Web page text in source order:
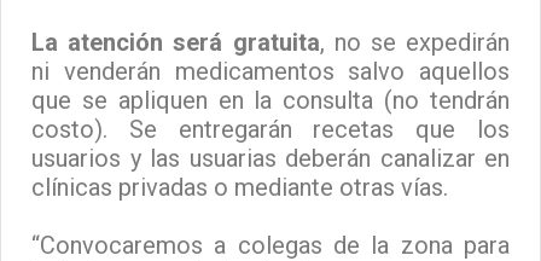
La atención será gratuita, no se expedirán
ni venderán medicamentos salvo aquellos
que se apliquen en la consulta (no tendrán
costo). Se entregarán recetas que los
usuarios y las usuarias deberán canalizar en
clínicas privadas o mediante otras vías.
“Convocaremos a colegas de la zona para